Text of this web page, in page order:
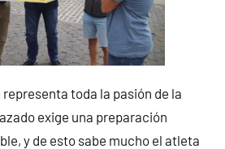
toda la pasión de la
exige una preparación
y de esto sabe mucho el atleta